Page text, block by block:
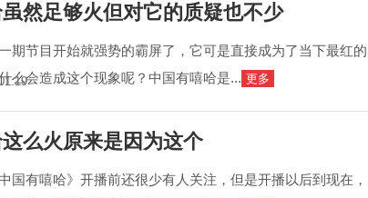
然足够火但对它的质疑也不少
期节目开始就强势的霸屏了，它可是直接成为了当下最红的
么会造成这个现象呢？中国有嘻哈是... 更多
么火原来是因为这个
国有嘻哈》开播前还很少有人关注，但是开播以后到现在，